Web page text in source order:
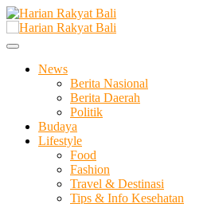
Skip
content
Harian Rakyat Bali
Membangun Semangat Kehidupan dan
News
Berita Nasional
Berita Daerah
Politik
Budaya
Lifestyle
Food
Fashion
Travel & Destinasi
Tips & Info Kesehatan